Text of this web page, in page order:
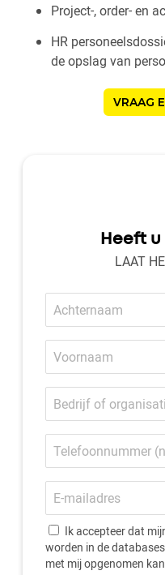
Project-, order- en
HR
de opslag van
VRAAG
Heeft
LAAT
Achternaam
Voornaam
Bedrijf
of
organisatie
Telefoonnummer
E-
mailadres
Ik accepteer dat
worden in de
met mij opgenomen